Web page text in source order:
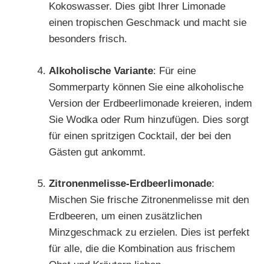
Kokoswasser. Dies gibt Ihrer Limonade
einen tropischen Geschmack und macht sie
besonders frisch.
Alkoholische Variante: Für eine
Sommerparty können Sie eine alkoholische
Version der Erdbeerlimonade kreieren, indem
Sie Wodka oder Rum hinzufügen. Dies sorgt
für einen spritzigen Cocktail, der bei den
Gästen gut ankommt.
Zitronenmelisse-Erdbeerlimonade:
Mischen Sie frische Zitronenmelisse mit den
Erdbeeren, um einen zusätzlichen
Minzgeschmack zu erzielen. Dies ist perfekt
für alle, die die Kombination aus frischem